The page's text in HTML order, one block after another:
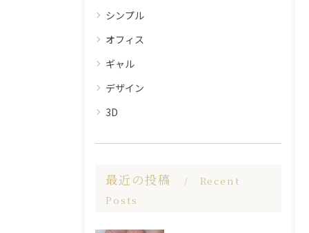
シンプル
オフィス
ギャル
デザイン
3D
最近の投稿
Recent
Posts